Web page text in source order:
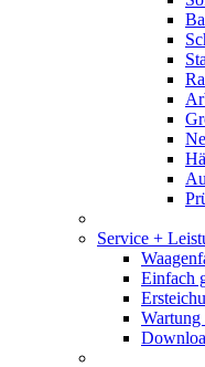
Service +
Einfach
Wartung